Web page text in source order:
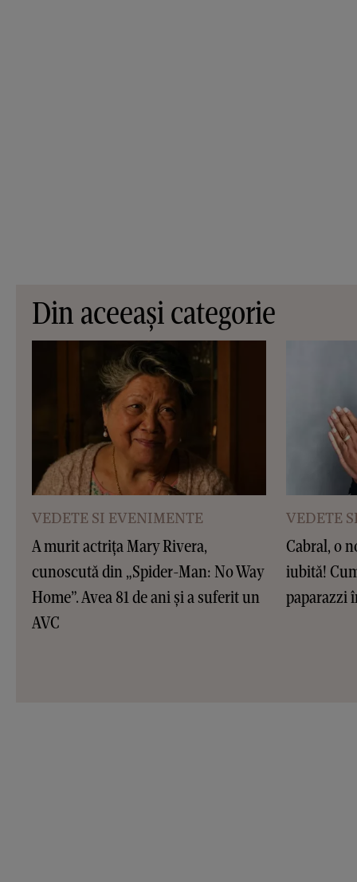
Din aceeași categorie
VEDETE SI EVENIMENTE
A murit actrița Mary Rivera,
cunoscută din „Spider-Man: No Way
Home”. Avea 81 de ani și a suferit un
AVC
VEDETE
Cabral, o
iubită!
paparazzi